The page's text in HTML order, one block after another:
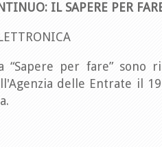
IL SAPERE PER
“Sapere per fare” sono
delle Entrate il